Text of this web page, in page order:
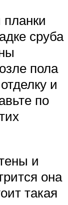
сруба
пола
и
по
и
она
такая